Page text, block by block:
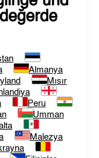
Almanya
Mısır
Peru
Umman
Malezya